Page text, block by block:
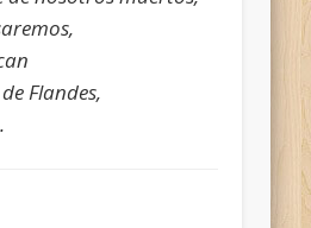
Flandes,